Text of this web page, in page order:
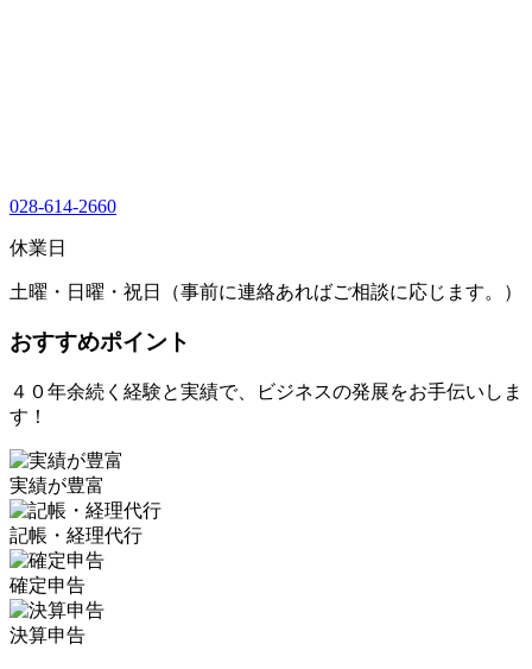
028-614-2660
休業日
土曜・日曜・祝日（事前に連絡あればご相談に応じます。）
おすすめポイント
４０年余続く経験と実績で、ビジネスの発展をお手伝いしま
す！
実績が豊富
記帳・経理代行
確定申告
決算申告